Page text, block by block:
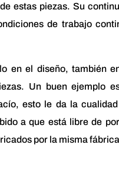
estas piezas. Su
de trabajo
en el diseño, también
Un buen ejemplo
esto le da la
a que está libre de
por la misma